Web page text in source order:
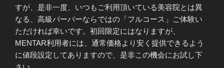
すが、是非一度、いつもご利用頂いている美容院とは異
なる、高級バーバーならではの「フルコース」ご体験い
ただければ幸いです。初回限定にはなりますが、
MENTAR利用者には、通常価格より安く提供できるよう
に値段設定してありますので、是非この機会にお試し下